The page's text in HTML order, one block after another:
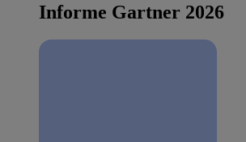
Informe Gartner 2026